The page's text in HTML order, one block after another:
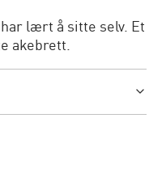
lært å sitte selv. Et
akebrett.